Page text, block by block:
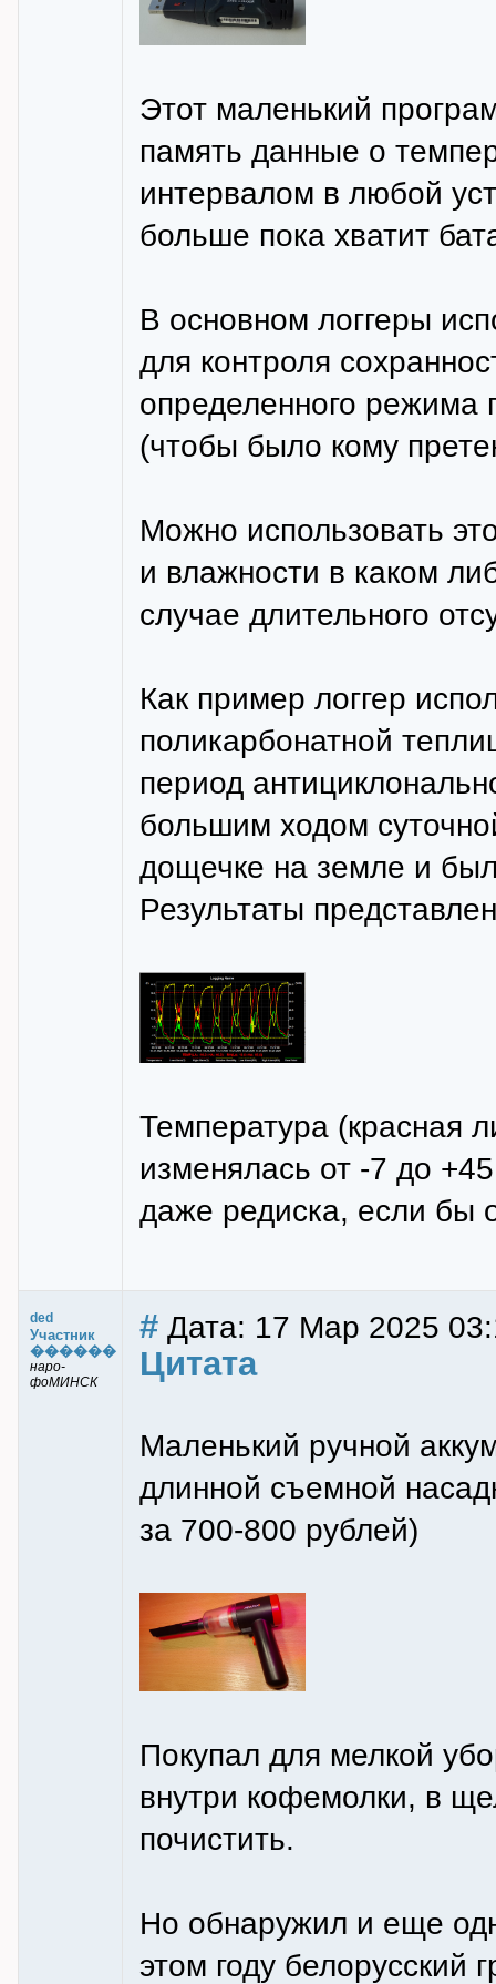
Этот маленький
память данные о
интервалом в любой
больше пока хватит
В основном логгеры
для контроля
определенного режима
(чтобы было кому
Можно использовать
и влажности в каком
случае длительного
Как пример логгер
поликарбонатной
период
большим ходом
дощечке на земле и
Результаты
Температура (красная
изменялась от -7 до
даже редиска, если бы
ded
Участник
������
наро-
фоМИНСК
# Дата: 17 Мар 2025
Цитата
Маленький ручной
длинной съемной
за 700-800 рублей)
Покупал для мелкой
внутри кофемолки, в
почистить.
Но обнаружил и еще
этом году